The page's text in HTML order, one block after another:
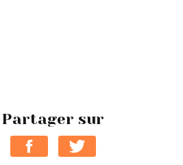
Partager sur